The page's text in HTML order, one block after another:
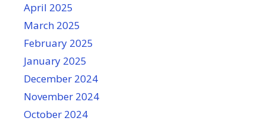
April 2025
March 2025
February 2025
January 2025
December 2024
November 2024
October 2024